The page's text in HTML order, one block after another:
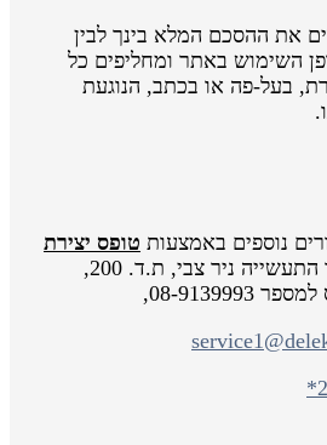
את ההסכם המלא בינך לבין
השימוש באתר ומחליפים כל
בעל-פה או בכתב, הנוגעת
נוספים באמצעות טופס יצירת
, או בכתובת אזור התעשייה ניר צבי, ת.ד. 200,